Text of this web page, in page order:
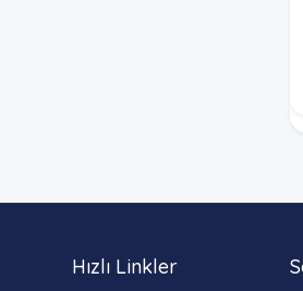
Hızlı Linkler